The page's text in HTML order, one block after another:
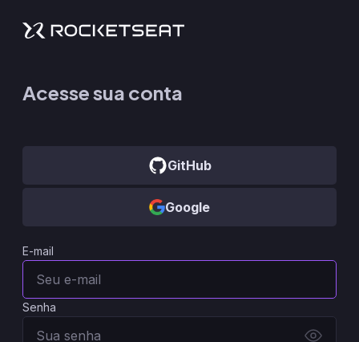
Acesse sua conta
GitHub
Google
E-mail
Senha